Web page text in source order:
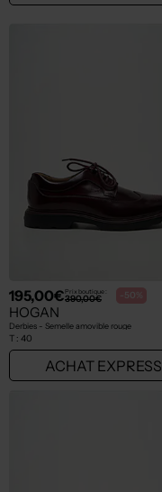
195,00€Prix boutique :
390,00€ -50%
HOGAN
Derbies - Semelle amovible rouge
T : 40
ACHAT EXPRESS